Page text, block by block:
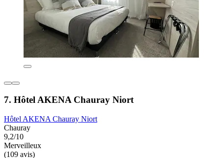
7. Hôtel AKENA Chauray Niort
Hôtel AKENA Chauray Niort
Chauray
9,2/10
Merveilleux
(109 avis)